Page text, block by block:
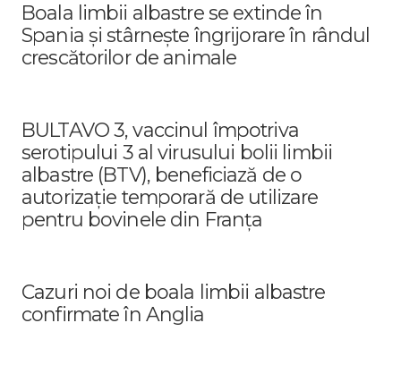
Boala limbii albastre se extinde în
Spania și stârnește îngrijorare în rândul
crescătorilor de animale
BULTAVO 3, vaccinul împotriva
serotipului 3 al virusului bolii limbii
albastre (BTV), beneficiază de o
autorizație temporară de utilizare
pentru bovinele din Franța
Cazuri noi de boala limbii albastre
confirmate în Anglia